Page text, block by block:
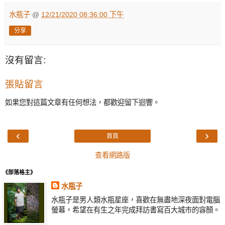
水瓶子 @ 12/21/2020 08:36:00 下午
分享
沒有留言:
張貼留言
如果您對這篇文章有任何想法，都歡迎留下迴響。
‹ ›
首頁
查看網路版
《部落格主》
水瓶子
水瓶子是男人類水瓶星座，喜歡在無盡地深夜面對電腦
螢幕，希望在有生之年完成拜訪書寫百大城市的容顏。